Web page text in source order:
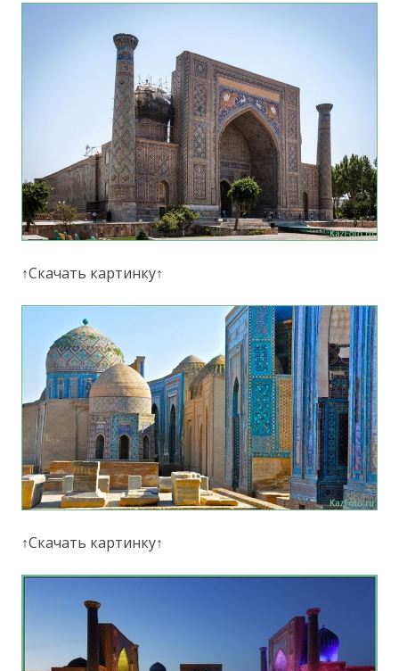
↑Скачать картинку↑
↑Скачать картинку↑